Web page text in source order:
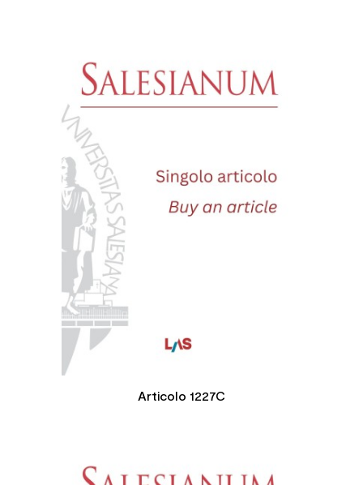
Articolo 1227C